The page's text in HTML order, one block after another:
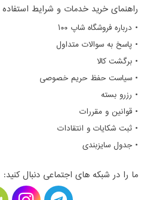
راهنمای خرید خدمات و شرایط استفاده
• درباره فروشگاه شاپ ۱۰۰
• پاسخ به سوالات متداول
• برگشت کالا
• سیاست حفظ حریم خصوصی
• رزرو بسته
• قوانین و مقررات
• ثبت شکایات و انتقادات
• جدول سایزبندی
ما را در شبکه های اجتماعی دنبال کنید: